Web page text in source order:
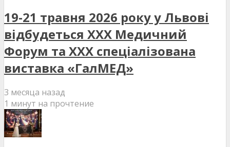
19-21 травня 2026 року у Львові
відбудеться XXX Медичний
Форум та XXX спеціалізована
виставка «ГалМЕД»
3 месяца назад
1 минут на прочтение